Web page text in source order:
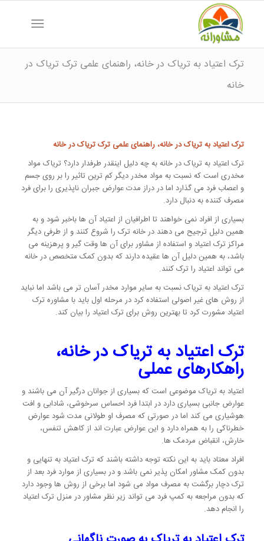
ترک اعتیاد به تریاک در خانه، راهنمای علمی ترک تریاک در
خانه
ترک اعتیاد به تریاک در خانه، راهنمای علمی ترک تریاک در خانه
ترک اعتیاد به تریاک در خانه به چه دلیل اینقدر طرفدار دارد؟ تریاک مواد
مخدری است که نسبت به مواد مخدر دیگر کم ترین تاثیر را بر روی جسم
و اعصاب فرد می گذارد اما در دراز مدت عوارض جبران ناپذیری را برای فرد
مصرف کننده به دنبال دارد.
بسیاری از افراد نمی خواهند تا اطرافیان از اعتیاد آن ها باخبر شود و به
همین دلیل ترجیح می دهند در خانه ترک را شروع کنند و از طرفی دیگر
مراکز ترک اعتیاد و استفاده از مشاور برای آن ها وقت گیر و پرهزینه می
باشد، به همین دلیل آن ها عقیده دارند که بدون کمک متخصص در خانه
می تواند اعتیاد را ترک کنند.
ترک اعتیاد به تریاک نسبت به سایر موارد مخدر آسان تر می باشد اما نباید
از روش های غیر اصولی استفاده کرد در مرحله اول باید با مشاوره ترک
اعتیاد مشورت کرد تا بهترین روش برای ترک اعتیاد را بیان کند.
ترک اعتیاد به تریاک در خانه،
راهکارهای عملی
اعتیاد به تریاک موضوعی است که بسیاری از جوانان درگیر آن می باشند و
عوارض جانبی بسیاری دارد در ابتدا فرد احساس سرخوشی، شادابی و افت
هوشیاری می کند اما در صورتی که مصرف او طولانی مدت شود عوارض
خطرناکی را به همراه دارد و این عوارض عبارت اند از کاهش تنفس،
خارش، انقباض مردمک ها.
افراد معتاد باید به این نکته توجه داشته باشند که ترک اعتیاد به تنهایی و
بدون کمک مشاور امکان پذیر نمی باشد و در بسیاری از موارد فرد بعد از
ترک دچار برگشت به مصرف مواد می شود اما برخی از روش ها وجود دارد
که بدون مراجعه به کمپ فرد می تواند زیر نظر مشاور در منزل ترک اعتیاد
را انجام دهد.